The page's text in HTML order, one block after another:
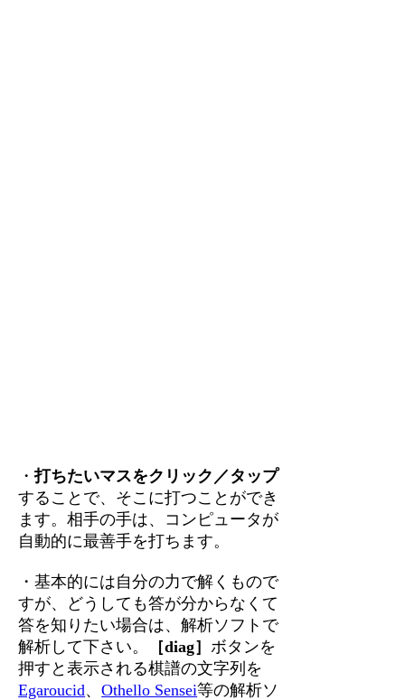
・打ちたいマスをクリック／タップ
することで、そこに打つことができ
ます。相手の手は、コンピュータが
自動的に最善手を打ちます。
・基本的には自分の力で解くもので
すが、どうしても答が分からなくて
答を知りたい場合は、解析ソフトで
解析して下さい。
［diag］ ボタンを
押すと表示される棋譜の文字列を
Egaroucid、Othello Sensei等の解析ソ